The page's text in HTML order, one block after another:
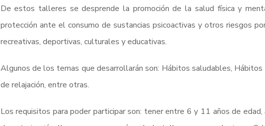
De estos talleres se desprende la promoción de la salud física y
protección ante el consumo de sustancias psicoactivas y otros riesgos
recreativas, deportivas, culturales y educativas.
Algunos de los temas que desarrollarán son: Hábitos saludables, Hábitos
de relajación, entre otras.
Los requisitos para poder participar son: tener entre 6 y 11 años de